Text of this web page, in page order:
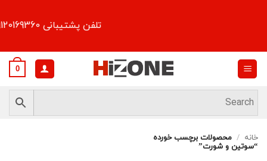
تلفن پشتیبانی 09120169360
0
خانه / محصولات برچسب خورده
“سوتین و شورت”